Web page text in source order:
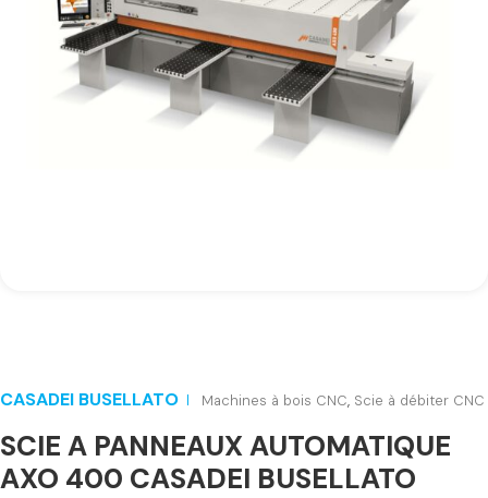
CASADEI BUSELLATO Machines à bois CNC, Scie à débiter CNC
SCIE A PANNEAUX AUTOMATIQUE
AXO 400 CASADEI BUSELLATO